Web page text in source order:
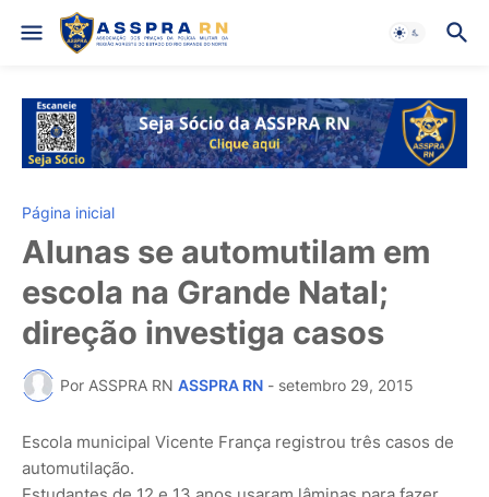
Página inicial
Alunas se automutilam em
escola na Grande Natal;
direção investiga casos
Por ASSPRA RN ASSPRA RN - setembro 29, 2015
Escola municipal Vicente França registrou três casos de
automutilação.